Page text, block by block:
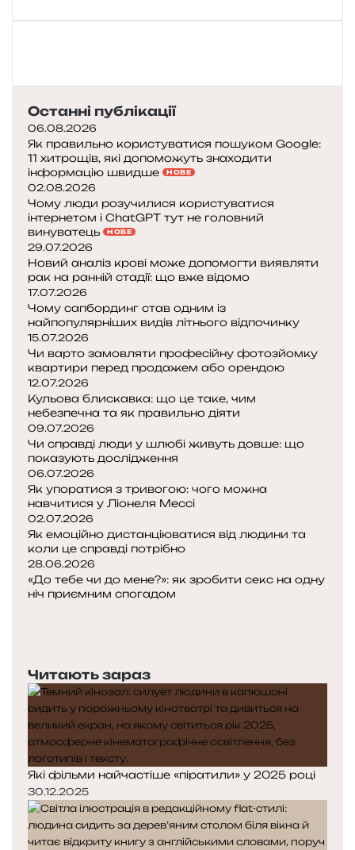
а
н
н
я
:
7
п
о
р
а
д
,
я
к
і
д
і
й
с
н
о
р
а
ц
ю
ю
т
ь
Останні публікації
06.08.2026
Як правильно користуватися пошуком Google:
11 хитрощів, які допоможуть знаходити
інформацію швидше
НОВЕ
02.08.2026
Чому люди розучилися користуватися
інтернетом і ChatGPT тут не головний
винуватець
НОВЕ
29.07.2026
Новий аналіз крові може допомогти виявляти
рак на ранній стадії: що вже відомо
17.07.2026
Чому сапбординг став одним із
найпопулярніших видів літнього відпочинку
15.07.2026
Чи варто замовляти професійну фотозйомку
квартири перед продажем або орендою
12.07.2026
Кульова блискавка: що це таке, чим
небезпечна та як правильно діяти
09.07.2026
Чи справді люди у шлюбі живуть довше: що
показують дослідження
06.07.2026
Як упоратися з тривогою: чого можна
навчитися у Ліонеля Мессі
02.07.2026
Як емоційно дистанціюватися від людини та
коли це справді потрібно
28.06.2026
«До тебе чи до мене?»: як зробити секс на одну
ніч приємним спогадом
р
е
д
н
я
с
т
о
р
і
н
т
у
п
н
а
с
т
о
р
і
н
Читають зараз
Які фільми найчастіше «піратили» у 2025 році
30.12.2025